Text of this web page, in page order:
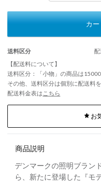
カ
送料区分
【配送料について】
送料区分：「小物」の商品は
その他、送料区分は個別に配送料
配送料金表はこちら
お
商品説明
デンマークの照明ブラン
ら、新たに登場した『モ